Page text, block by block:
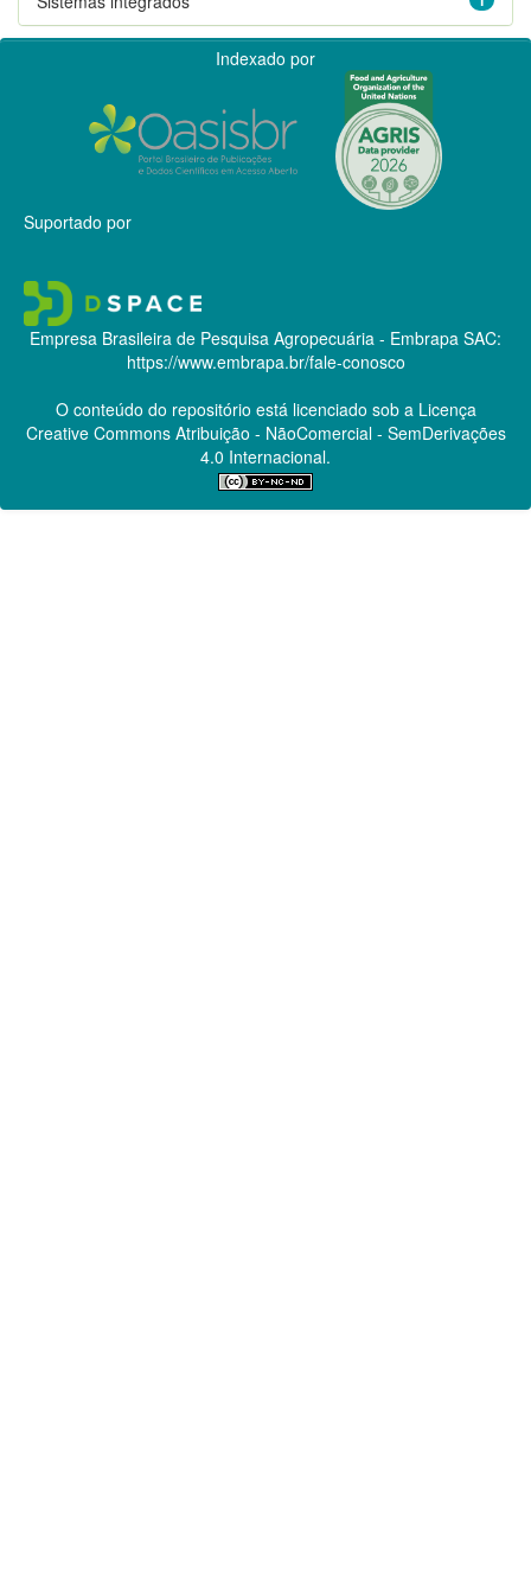
Indexado por
Suportado por
Empresa Brasileira de Pesquisa Agropecuária - Embrapa SAC:
https://www.embrapa.br/fale-conosco
O conteúdo do repositório está licenciado sob a Licença
Creative CommonsAtribuição - NãoComercial - SemDerivações
4.0 Internacional.